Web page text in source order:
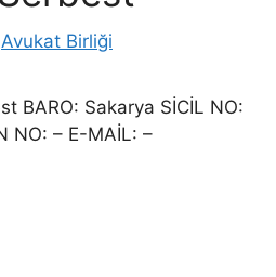
Avukat Birliği
BARO: Sakarya SİCİL NO:
NO: – E-MAİL: –